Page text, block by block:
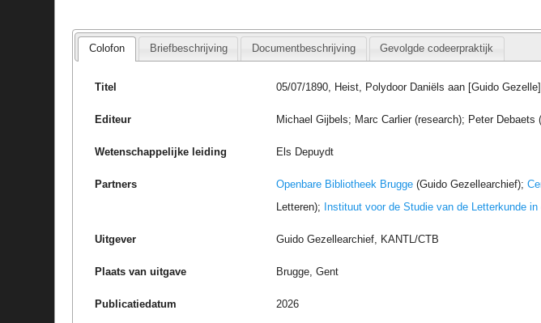
Colofon Briefbeschrijving Documentbeschrijving Gevolgde codeerpraktijk
Titel 05/07/1890, Heist, Polydoor Daniëls aan [Guido Gezelle]
Editeur Michael Gijbels; Marc Carlier (research); Peter Debaets
Wetenschappelijke leiding Els Depuydt
Partners Openbare Bibliotheek Brugge (Guido Gezellearchief);
Letteren); Instituut voor de Studie van de Letterkunde
Uitgever Guido Gezellearchief, KANTL/CTB
Plaats van uitgave Brugge, Gent
Publicatiedatum 2026